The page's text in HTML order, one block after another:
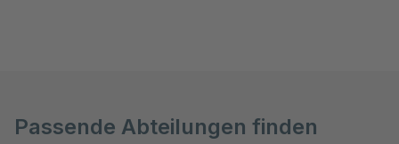
Passende Abteilungen finden